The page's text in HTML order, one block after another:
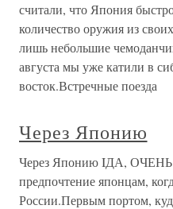
считали, что Япония
количество оружия из
лишь небольшие
августа мы уже катили в
восток.Встречные поезда
Через Японию
Через Японию IДА, ОЧЕНЬ
предпочтение японцам,
России.Первым портом,